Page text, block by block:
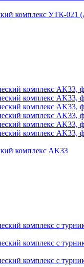
комплекс УТК-021
комплекс AK33